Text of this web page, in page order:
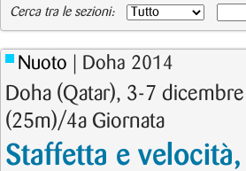
Cerca tra le sezioni:
Nuoto | Doha 2014
Doha (Qatar), 3-7
(25m)/4a Giornata
Staffetta e